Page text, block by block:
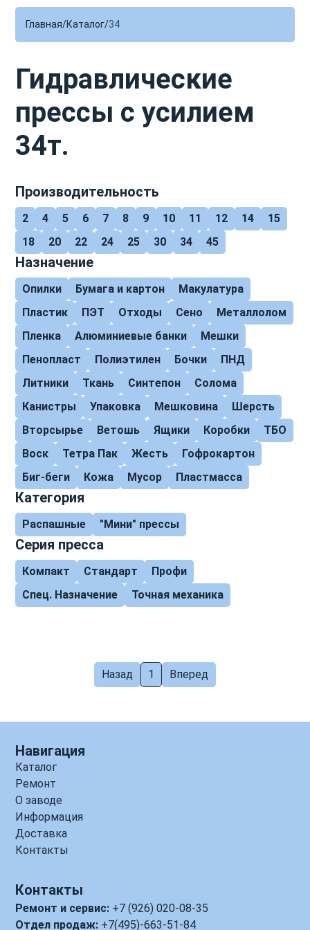
Главная Каталог 34
Гидравлические
прессы с усилием
34т.
Производительность
2 4 5 6 7 8 9 10 11 12 14
15
18
20 22 24 25 30 34 45
Назначение
Опилки Бумага и картон
Макулатура
Пластик
ПЭТ Отходы Сено
Металлолом
Пленка
Алюминиевые банки
Мешки
Пенопласт
Полиэтилен Бочки
ПНД
Литники
Ткань Синтепон
Солома
Канистры
Упаковка Мешковина
Шерсть
Вторсырье
Ветошь Ящики Коробки
ТБО
Воск
Тетра Пак Жесть
Гофрокартон
Биг-беги
Кожа Мусор Пластмасса
Категория
Распашные "Мини" прессы
Серия пресса
Компакт Стандарт
Профи
Спец. Назначение
Точная механика
Назад 1 Вперед
Навигация
Каталог
Ремонт
О заводе
Информация
Доставка
Контакты
Контакты
Ремонт и сервис: +7 (926) 020-08-35
Отдел продаж: +7(495)-663-51-84